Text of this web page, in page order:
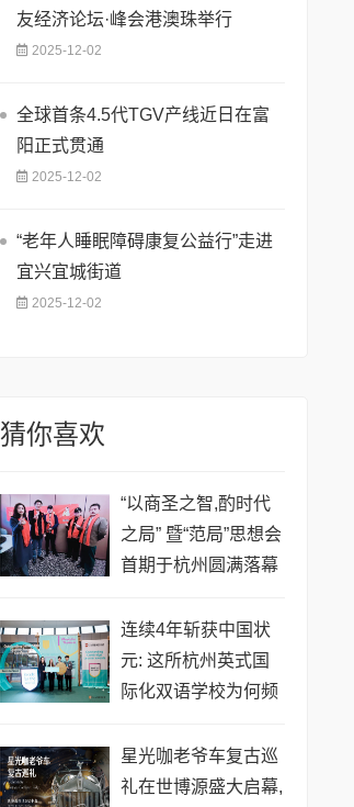
友经济论坛·峰会港澳珠举行
2025-12-02
全球首条4.5代TGV产线近日在富
阳正式贯通
2025-12-02
“老年人睡眠障碍康复公益行”走进
宜兴宜城街道
2025-12-02
猜你喜欢
“以商圣之智,酌时代
之局” 暨“范局”思想会
首期于杭州圆满落幕
连续4年斩获中国状
元: 这所杭州英式国
际化双语学校为何频
星光咖老爷车复古巡
礼在世博源盛大启幕,